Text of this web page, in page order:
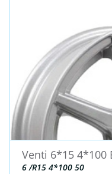
ДЛЯ
ДЛЯ
ДЛЯ
ШИНЫ
ДИСКИ
Venti 6*15 4*100
6 /R15 4*100 50